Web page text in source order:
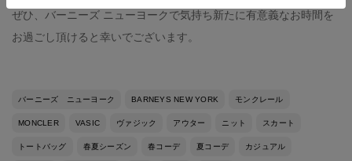
ぜひ、バーニーズ ニューヨークで気持ち新たに有意義なお時間を
お過ごし頂けると幸いでございます。
バーニーズ ニューヨーク BARNEYS NEW YORK モンクレール
MONCLER VASIC ヴァジック アウター ニット スカート
トートバッグ 春夏シーズン 春コーデ 夏コーデ カジュアル